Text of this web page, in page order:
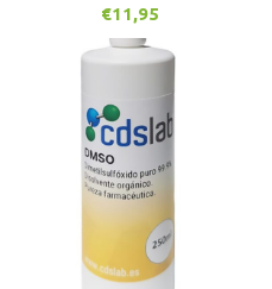
€11,95